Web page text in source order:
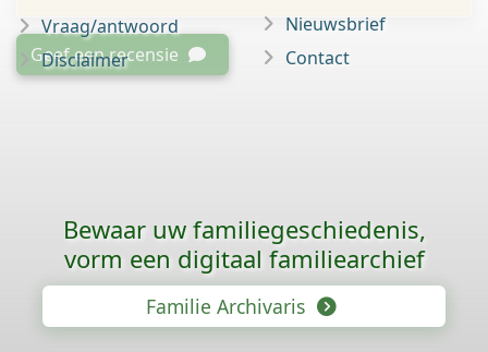
Geef een recensie
Vraag/antwoord
Disclaimer
Nieuwsbrief
Contact
Bewaar uw familie­geschiedenis,
vorm een digitaal familiearchief
Familie Archivaris